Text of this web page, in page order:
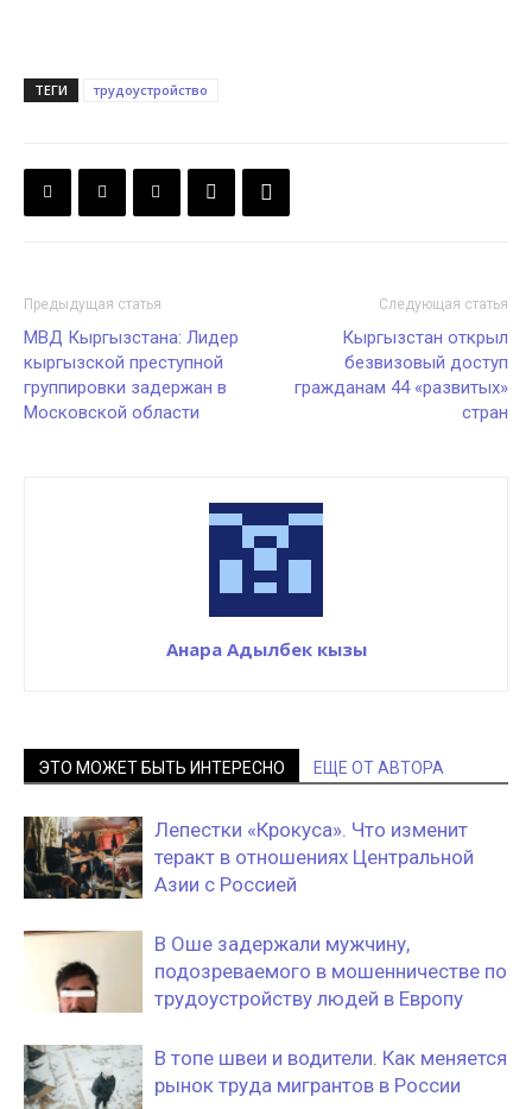
ТЕГИ трудоустройство
Предыдущая статья
МВД Кыргызстана: Лидер
кыргызской преступной
группировки задержан в
Московской области
Следующая статья
Кыргызстан открыл
безвизовый доступ
гражданам 44 «развитых»
стран
Анара Адылбек кызы
ЭТО МОЖЕТ БЫТЬ ИНТЕРЕСНО ЕЩЕ ОТ АВТОРА
Лепестки «Крокуса». Что изменит
теракт в отношениях Центральной
Азии с Россией
В Оше задержали мужчину,
подозреваемого в мошенничестве по
трудоустройству людей в Европу
В топе швеи и водители. Как меняется
рынок труда мигрантов в России